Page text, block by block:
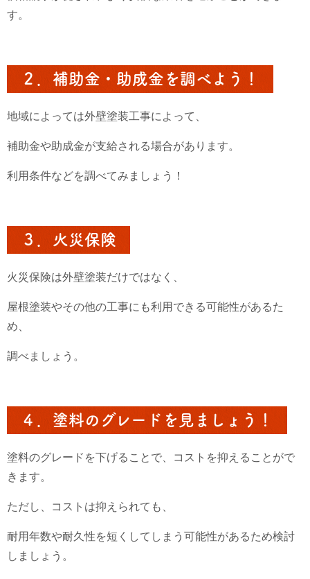
す。
２．補助金・助成金を調べよう！
地域によっては外壁塗装工事によって、
補助金や助成金が支給される場合があります。
利用条件などを調べてみましょう！
３．火災保険
火災保険は外壁塗装だけではなく、
屋根塗装やその他の工事にも利用できる可能性があるた
め、
調べましょう。
４．塗料のグレードを見ましょう！
塗料のグレードを下げることで、コストを抑えることがで
きます。
ただし、コストは抑えられても、
耐用年数や耐久性を短くしてしまう可能性があるため検討
しましょう。